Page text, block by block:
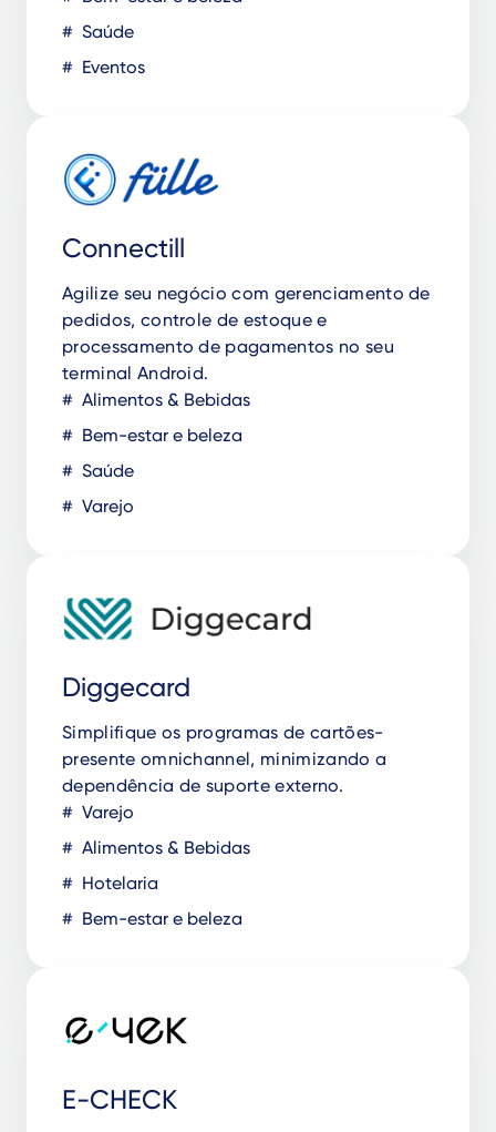
Saúde
Eventos
Connectill
Agilize seu negócio com gerenciamento de
pedidos, controle de estoque e
processamento de pagamentos no seu
terminal Android.
Alimentos & Bebidas
Bem-estar e beleza
Saúde
Varejo
Diggecard
Simplifique os programas de cartões-
presente omnichannel, minimizando a
dependência de suporte externo.
Varejo
Alimentos & Bebidas
Hotelaria
Bem-estar e beleza
E-CHECK